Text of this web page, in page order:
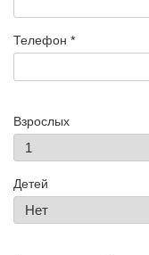
Телефон *
Взрослых
Детей